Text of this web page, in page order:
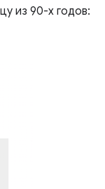
из 90-х годов: